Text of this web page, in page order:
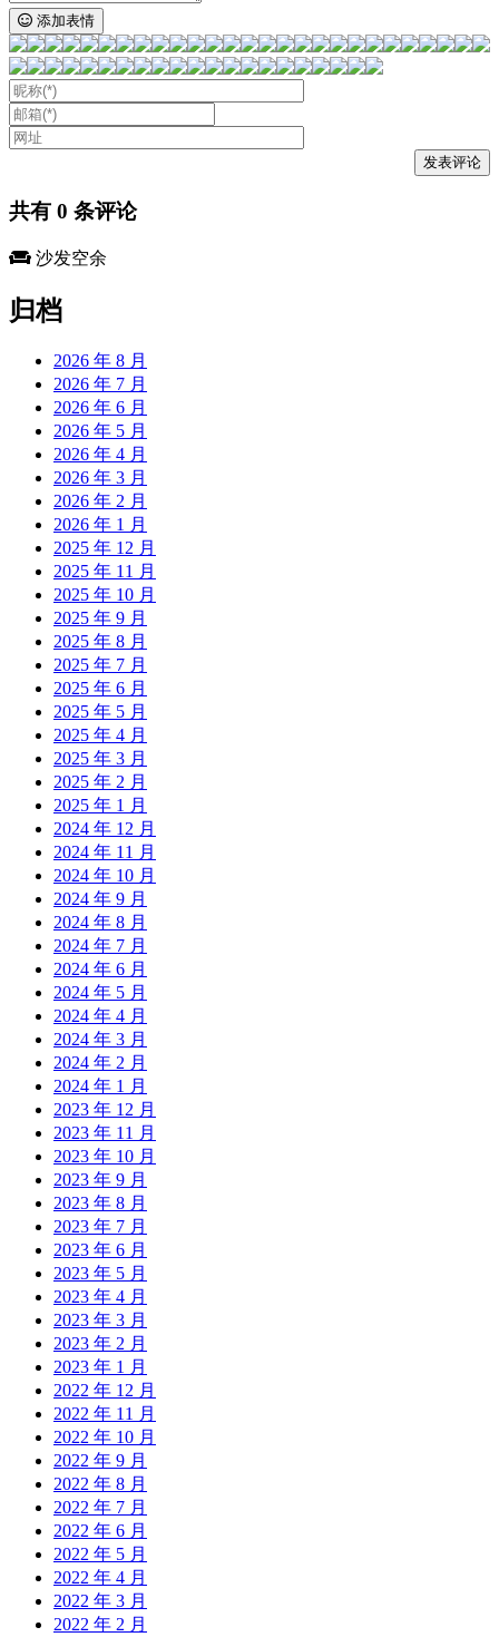
添加表情
共有 0 条评论
沙发空余
归档
2026 年 8 月
2026 年 7 月
2026 年 6 月
2026 年 5 月
2026 年 4 月
2026 年 3 月
2026 年 2 月
2026 年 1 月
2025 年 12 月
2025 年 11 月
2025 年 10 月
2025 年 9 月
2025 年 8 月
2025 年 7 月
2025 年 6 月
2025 年 5 月
2025 年 4 月
2025 年 3 月
2025 年 2 月
2025 年 1 月
2024 年 12 月
2024 年 11 月
2024 年 10 月
2024 年 9 月
2024 年 8 月
2024 年 7 月
2024 年 6 月
2024 年 5 月
2024 年 4 月
2024 年 3 月
2024 年 2 月
2024 年 1 月
2023 年 12 月
2023 年 11 月
2023 年 10 月
2023 年 9 月
2023 年 8 月
2023 年 7 月
2023 年 6 月
2023 年 5 月
2023 年 4 月
2023 年 3 月
2023 年 2 月
2023 年 1 月
2022 年 12 月
2022 年 11 月
2022 年 10 月
2022 年 9 月
2022 年 8 月
2022 年 7 月
2022 年 6 月
2022 年 5 月
2022 年 4 月
2022 年 3 月
2022 年 2 月